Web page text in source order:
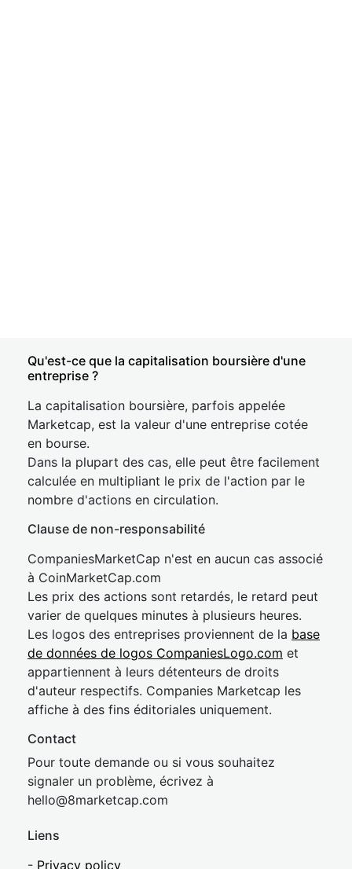
Qu'est-ce que la capitalisation boursière d'une
entreprise ?
La capitalisation boursière, parfois appelée
Marketcap, est la valeur d'une entreprise cotée
en bourse.
Dans la plupart des cas, elle peut être facilement
calculée en multipliant le prix de l'action par le
nombre d'actions en circulation.
Clause de non-responsabilité
CompaniesMarketCap n'est en aucun cas associé
à CoinMarketCap.com
Les prix des actions sont retardés, le retard peut
varier de quelques minutes à plusieurs heures.
Les logos des entreprises proviennent de la base
de données de logos CompaniesLogo.com et
appartiennent à leurs détenteurs de droits
d'auteur respectifs. Companies Marketcap les
affiche à des fins éditoriales uniquement.
Contact
Pour toute demande ou si vous souhaitez
signaler un problème, écrivez à
hello@8marketcap.com
Liens
- Privacy policy